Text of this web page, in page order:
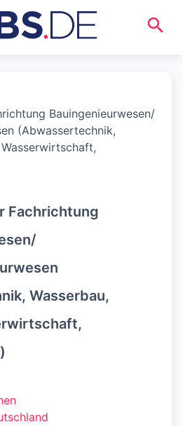
Bauingenieurwesen/
(Abwassertechnik,
Fachrichtung
Wasserbau,